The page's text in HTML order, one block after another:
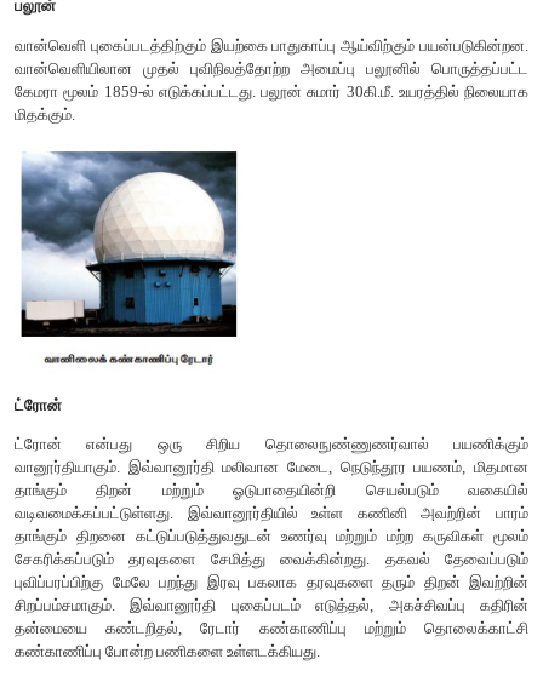
தொலைநுண்ணுணர்வு மேடைகள் (Remote Sensing Platforms)
இலக்கு தொடர்பான தகவல்கள் சேகரிக்க பயன்படுத்தப்படும்
அல்லது உணர்வி பொறுத்தப்படும் பகுதிகள்
மேடைகளாகும். இவை பொறுத்தப்படும் உயரத்தின்
மேடை, வான்வெளி மேடை மற்றும்
வகைப்படுத்தப்படுகிறது.
நிலமேடை
நிலத்தின் மீதமைந்த ஏணிகள், உயரமான கட்டடம் மற்றும் மின்
போன்றவை நில மேடைகளாகும். இவை, நிலத்திற்கு மிக
இருப்பதால் மற்ற நடைமேடைகளின் வாயிலாக சேகரிக்கப்படும்
விரிவான தகவல்களை தரவல்லது.
கையில் நிலைநிறுத்தப்படும் உபகரணங்கள், முக்காலிகள்,
மற்றும் மின் தூக்கி போன்ற பல வகை நிலமேடைகள்
இவ்வகை மேடைகள் இலக்கின் மிக நுண்ணிய தகவல்கள்,
அளவு மற்றும் தன்மை சார்ந்த தகவல் சேகரிப்பிற்கு
நிலையான மேடைகள் வளிமண்டல தன்மையை கண்டறியும்